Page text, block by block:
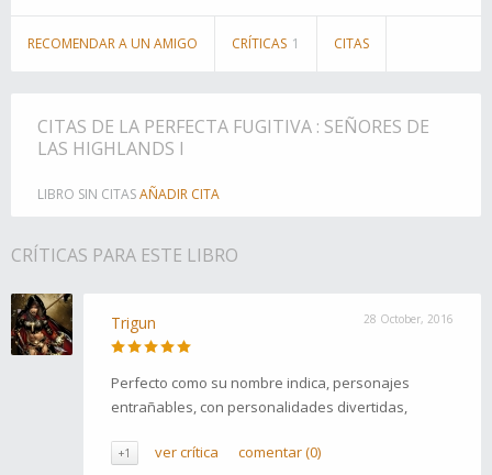
RECOMENDAR A UN AMIGO CRÍTICAS 1 CITAS
CITAS DE LA PERFECTA FUGITIVA : SEÑORES DE
LAS HIGHLANDS I
LIBRO SIN CITASAÑADIR CITA
CRÍTICAS PARA ESTE LIBRO
Trigun 28 October, 2016
Perfecto como su nombre indica, personajes
entrañables, con personalidades divertidas,
+1 ver crítica comentar (0)